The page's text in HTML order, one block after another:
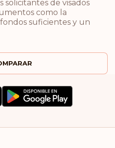
solicitantes de visados
como la
suficientes y un